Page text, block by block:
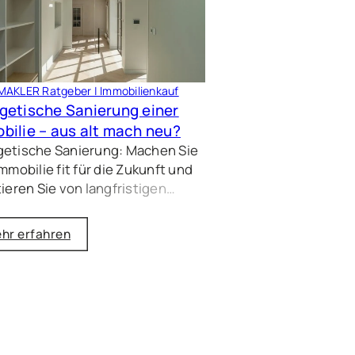
Ratgeber | Immobilienkauf
Sanierung einer
– aus alt mach neu?
Sanierung: Machen Sie
fit für die Zukunft und
Sie von langfristigen
– trotz steigender
und Zinsen. Wir beraten Sie
erfahren